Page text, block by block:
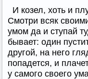
И козел, хоть и
Смотри всяк
умом да и ступай
бывает: один
другой, на него
попадется, и
у самого своего